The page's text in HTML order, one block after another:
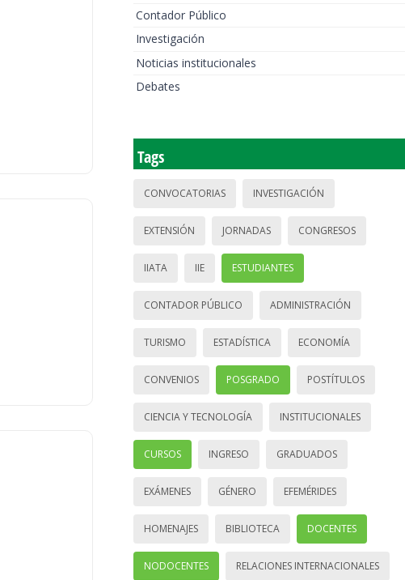
Contador Público
Investigación
Noticias institucionales
Debates
Tags
CONVOCATORIAS INVESTIGACIÓN
EXTENSIÓN JORNADAS CONGRESOS
IIATA IIE ESTUDIANTES
CONTADOR PÚBLICO ADMINISTRACIÓN
TURISMO ESTADÍSTICA ECONOMÍA
CONVENIOS POSGRADO POSTÍTULOS
CIENCIA Y TECNOLOGÍA INSTITUCIONALES
CURSOS INGRESO GRADUADOS
EXÁMENES GÉNERO EFEMÉRIDES
HOMENAJES BIBLIOTECA DOCENTES
NODOCENTES RELACIONES INTERNACIONALES